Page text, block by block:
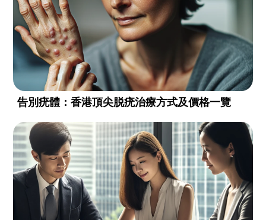
告別疣體：香港頂尖脱疣治療方式及價格一覽